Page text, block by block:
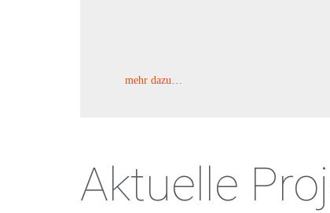
mehr dazu…
Aktuelle